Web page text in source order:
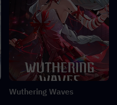
Wuthering Waves